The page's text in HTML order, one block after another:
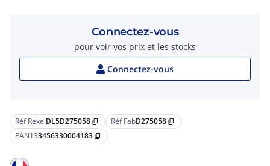
Réf RexelDL5D275058 content_copy Réf FabD275058 content_copy
EAN133456330004183 content_copy
Connectez-vous
pour voir vos prix et les stocks
Connectez-vous